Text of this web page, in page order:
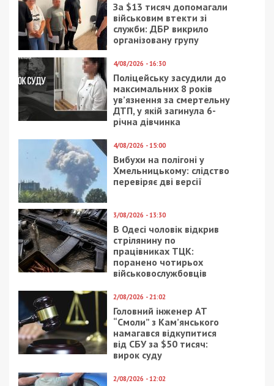
За $13 тисяч допомагали
військовим втекти зі
служби: ДБР викрило
організовану групу
4/08/2026 - 16:30
Поліцейську засудили до
максимальних 8 років
ув’язнення за смертельну
ДТП, у якій загинула 6-
річна дівчинка
4/08/2026 - 15:00
Вибухи на полігоні у
Хмельницькому: слідство
перевіряє дві версії
3/08/2026 - 13:30
В Одесі чоловік відкрив
стрілянину по
працівниках ТЦК:
поранено чотирьох
військовослужбовців
2/08/2026 - 21:02
Головний інженер АТ
“Смоли” з Кам’янського
намагався відкупитися
від СБУ за $50 тисяч:
вирок суду
2/08/2026 - 12:02